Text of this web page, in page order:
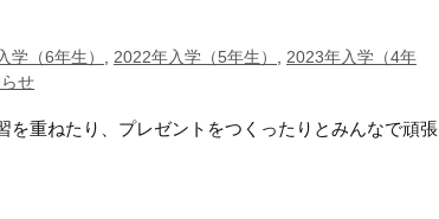
学（6年生） , 2022年入学（5年生） , 2023年入学（4年
せ
重ねたり、プレゼントをつくったりとみんなで頑張